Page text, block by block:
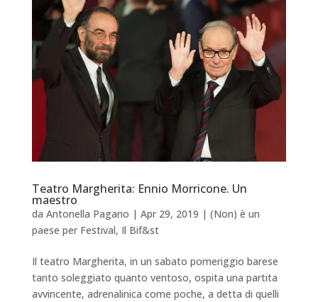
Teatro Margherita: Ennio Morricone. Un
maestro
da Antonella Pagano | Apr 29, 2019 | (Non) è un
paese per Festival, Il Bif&st
Il teatro Margherita, in un sabato pomeriggio barese
tanto soleggiato quanto ventoso, ospita una partita
avvincente, adrenalinica come poche, a detta di quelli